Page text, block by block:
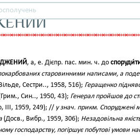
, а, е. Дієпр. пас. мин. ч. до
старовинними написами, а
Сестри.., 1958, 516); Геращенко
Син.., 1950, 43); Генерал пройшов до
III, 1959, 249); // у знач. прикм. Споруджені
(Досв., Вибр., 1959, 306); Незадовільна
господарству, погіршує побутові умови